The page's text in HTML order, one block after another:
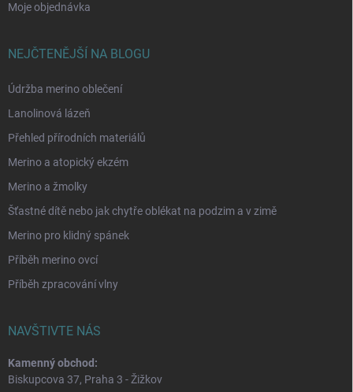
Moje objednávka
NEJČTENĚJŠÍ NA BLOGU
Údržba merino oblečení
Lanolinová lázeň
Přehled přírodních materiálů
Merino a atopický ekzém
Merino a žmolky
Šťastné dítě nebo jak chytře oblékat na podzim a v zimě
Merino pro klidný spánek
Příběh merino ovcí
Příběh zpracování vlny
NAVŠTIVTE NÁS
Kamenný obchod:
Biskupcova 37, Praha 3 - Žižkov